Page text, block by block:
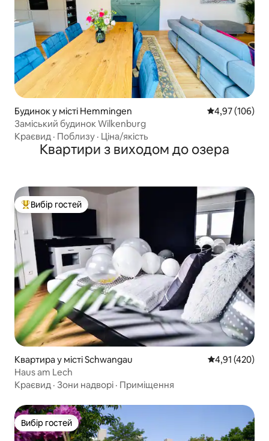
Будинок у місті Hemmingen Середня
4,97 (106)
Заміський будинок Wilkenburg
Краєвид · Поблизу · Ціна/якість
Квартири з виходом до озера
Топ вибір гостей
Вибір гостей
Квартира у місті Schwangau Середня
4,91 (420)
Haus am Lech
Краєвид · Зони надворі · Приміщення
Вибір гостей
Вибір гостей